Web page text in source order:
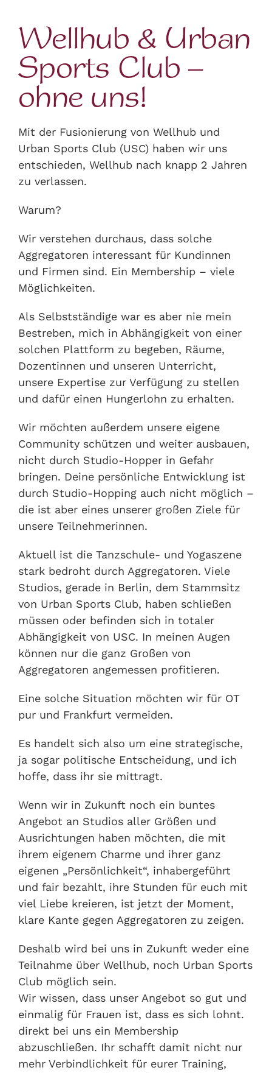
Wellhub & Urban
Sports Club –
ohne uns!
Mit der Fusionierung von Wellhub und
Urban Sports Club (USC) haben wir uns
entschieden, Wellhub nach knapp 2 Jahren
zu verlassen.
Warum?
Wir verstehen durchaus, dass solche
Aggregatoren interessant für Kundinnen
und Firmen sind. Ein Membership – viele
Möglichkeiten.
Als Selbstständige war es aber nie mein
Bestreben, mich in Abhängigkeit von einer
solchen Plattform zu begeben, Räume,
Dozentinnen und unseren Unterricht,
unsere Expertise zur Verfügung zu stellen
und dafür einen Hungerlohn zu erhalten.
Wir möchten außerdem unsere eigene
Community schützen und weiter ausbauen,
nicht durch Studio-Hopper in Gefahr
bringen. Deine persönliche Entwicklung ist
durch Studio-Hopping auch nicht möglich –
die ist aber eines unserer großen Ziele für
unsere Teilnehmerinnen.
Aktuell ist die Tanzschule- und Yogaszene
stark bedroht durch Aggregatoren. Viele
Studios, gerade in Berlin, dem Stammsitz
von Urban Sports Club, haben schließen
müssen oder befinden sich in totaler
Abhängigkeit von USC. In meinen Augen
können nur die ganz Großen von
Aggregatoren angemessen profitieren.
Eine solche Situation möchten wir für OT
pur und Frankfurt vermeiden.
Es handelt sich also um eine strategische,
ja sogar politische Entscheidung, und ich
hoffe, dass ihr sie mittragt.
Wenn wir in Zukunft noch ein buntes
Angebot an Studios aller Größen und
Ausrichtungen haben möchten, die mit
ihrem eigenem Charme und ihrer ganz
eigenen „Persönlichkeit“, inhabergeführt
und fair bezahlt, ihre Stunden für euch mit
viel Liebe kreieren, ist jetzt der Moment,
klare Kante gegen Aggregatoren zu zeigen.
Deshalb wird bei uns in Zukunft weder eine
Teilnahme über Wellhub, noch Urban Sports
Club möglich sein.
Wir wissen, dass unser Angebot so gut und
einmalig für Frauen ist, dass es sich lohnt.
direkt bei uns ein Membership
abzuschließen. Ihr schafft damit nicht nur
mehr Verbindlichkeit für eurer Training,